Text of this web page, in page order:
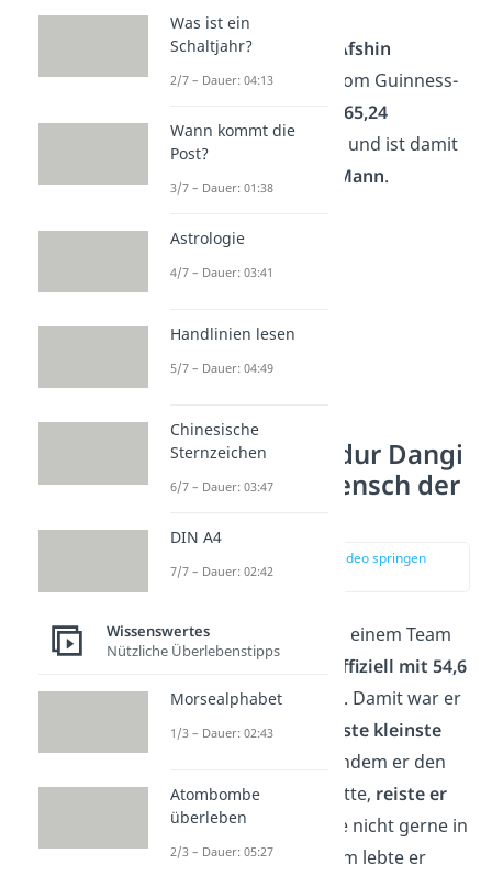
Übrigens:Der Iraner
Afshin
Ghaderzadeh
vom Guinness-
65,24
Zentimetergemessen und ist damit
kleinste lebende Mann.
Chandra Bahadur Dangi
— Kleinster Mensch der
zur Stelle im Video springen
(00:49)
Dangiwurde 2012 von einem Team
des Guinness-Buchs
offiziell mit 54,6
Zentimeter gemessen . Damit war er
auch zugleich der
älteste kleinste
der Welt. Nachdem er den
Rekord bekommen hatte, reiste er
viel— denn er wohnte nicht gerne in
seinem Dorf. Außerdem lebte er
Was ist ein
Schaltjahr?
2/7 – Dauer: 04:13
Wann kommt die
Post?
3/7 – Dauer: 01:38
Astrologie
4/7 – Dauer: 03:41
Handlinien lesen
5/7 – Dauer: 04:49
Chinesische
Sternzeichen
6/7 – Dauer: 03:47
DIN A4
7/7 – Dauer: 02:42
Wissenswertes
Nützliche Überlebenstipps
Morsealphabet
1/3 – Dauer: 02:43
Atombombe
überleben
2/3 – Dauer: 05:27